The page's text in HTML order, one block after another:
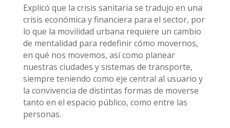
Explicó que la crisis sanitaria se tradujo en una
crisis económica y financiera para el sector, por
lo que la movilidad urbana requiere un cambio
de mentalidad para redefinir cómo movernos,
en qué nos movemos, así como planear
nuestras ciudades y sistemas de transporte,
siempre teniendo como eje central al usuario y
la convivencia de distintas formas de moverse
tanto en el espacio público, como entre las
personas.